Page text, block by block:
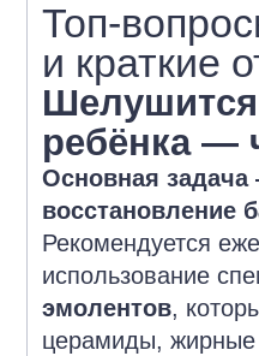
Топ-
и краткие
ребёнка —
Основная
восстановление
Рекомендуется
использование
эмолентов,
церамиды, жирные